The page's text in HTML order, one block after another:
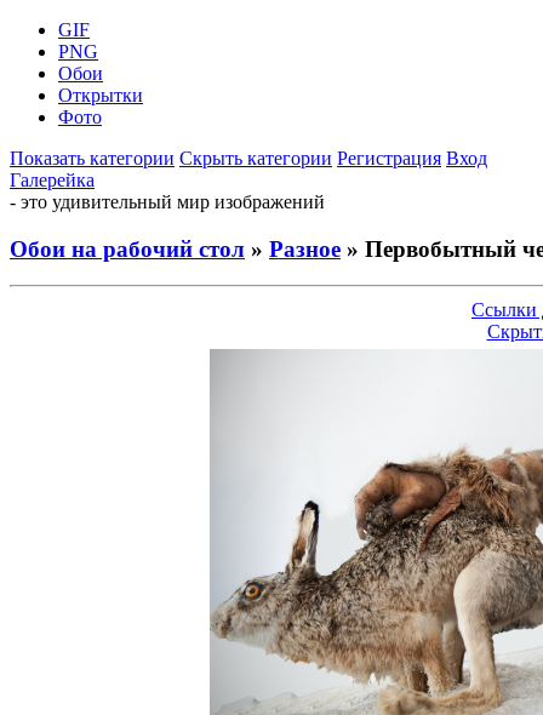
GIF
PNG
Обои
Открытки
Фото
Показать категории Скрыть категории Регистрация Вход
Галерейка
- это удивительный мир изображений
Обои на рабочий стол » Разное » Первобытный
Ссылки